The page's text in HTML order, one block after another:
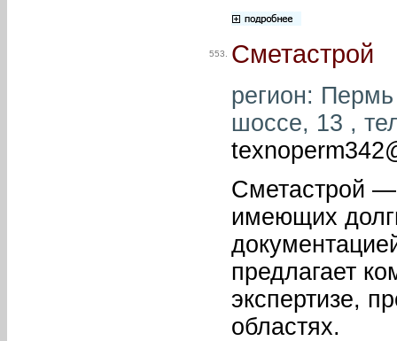
553. Сметастрой
регион:
шоссе, 13 ,
Сметастрой —
имеющих
предлагает
экспертизе,
областях.